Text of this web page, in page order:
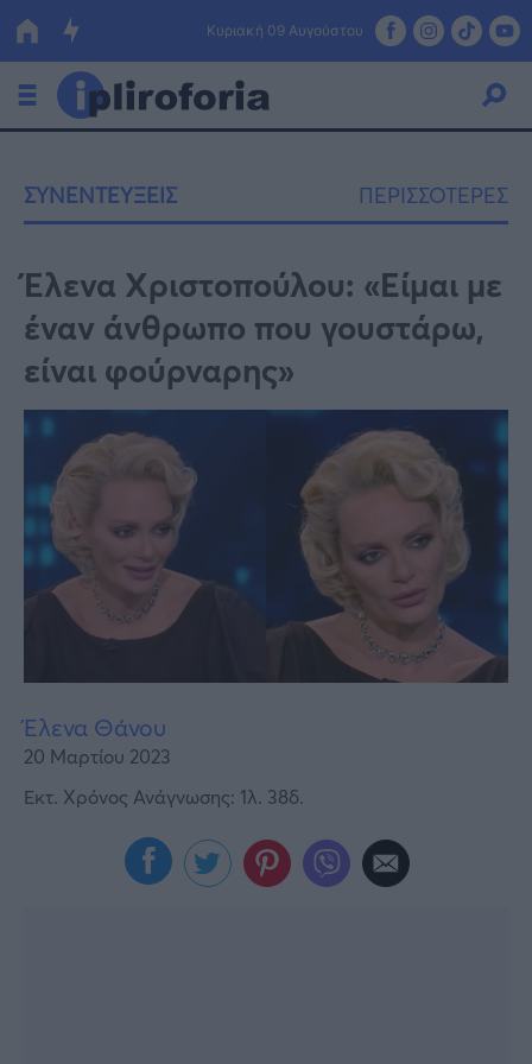
Κυριακή 09 Αυγούστου
Οικονομία
Πολιτική
Τράπεζες
Επιδοτήσεις
ΕΣΠΑ
Κόσμος
Lifestyle
Αθλητικά
Υγεία
Γυναίκα
Καιρός
ΣΥΝΕΝΤΕΥΞΕΙΣ ΠΕΡΙΣΣΟΤΕΡΕΣ
Έλενα Χριστοπούλου: «Είμαι με
έναν άνθρωπο που γουστάρω,
είναι φούρναρης»
Έλενα Θάνου
20 Μαρτίου 2023
Εκτ. Χρόνος Ανάγνωσης: 1λ. 38δ.